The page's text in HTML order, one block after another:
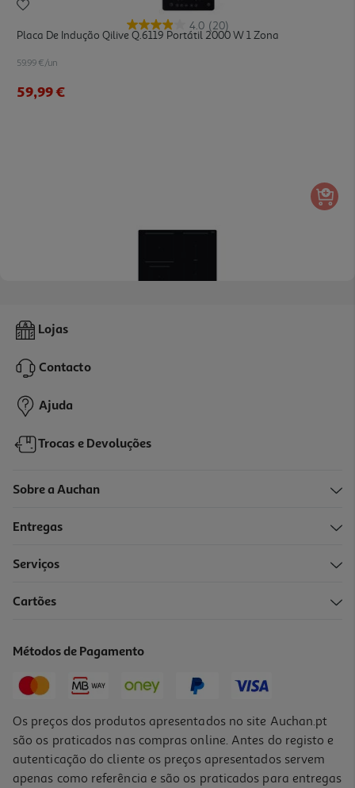
4.0 (20)
Placa De Indução Qilive Q.6119 Portátil 2000 W 1 Zona
59.99 €/un
59,99 €
Placa De Indução Hotpoint Hb 4860b Ne 60cm 4 Zonas
439,99 €
Lojas
Contacto
Ajuda
Trocas e Devoluções
Sobre a Auchan
Entregas
Serviços
Cartões
Métodos de Pagamento
Os preços dos produtos apresentados no site Auchan.pt
são os praticados nas compras online. Antes do registo e
autenticação do cliente os preços apresentados servem
apenas como referência e são os praticados para entregas